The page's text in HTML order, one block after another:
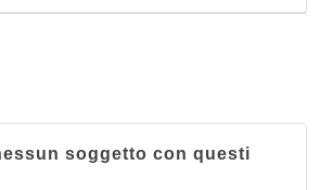
soggetto con questi